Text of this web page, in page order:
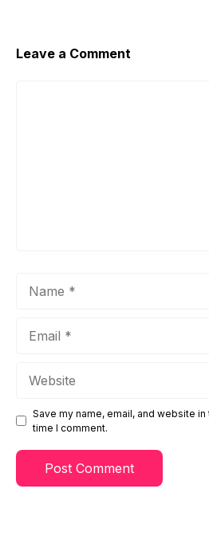
Leave a Comment
Save my name, email, and website
time I comment.